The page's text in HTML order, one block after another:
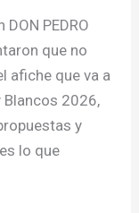
PEDRO
que no
afiche que va a
Blancos 2026,
y
lo que